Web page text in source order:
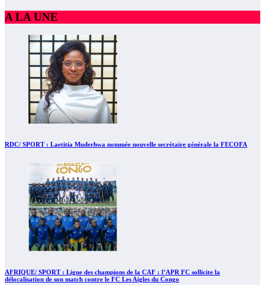
A LA UNE
RDC/ SPORT : Laetitia Muderhwa nommée nouvelle secrétaire générale la FECOFA
AFRIQUE/ SPORT : Ligue des champions de la CAF : l’APR FC sollicite la
délocalisation de son match contre le FC Les Aigles du Congo